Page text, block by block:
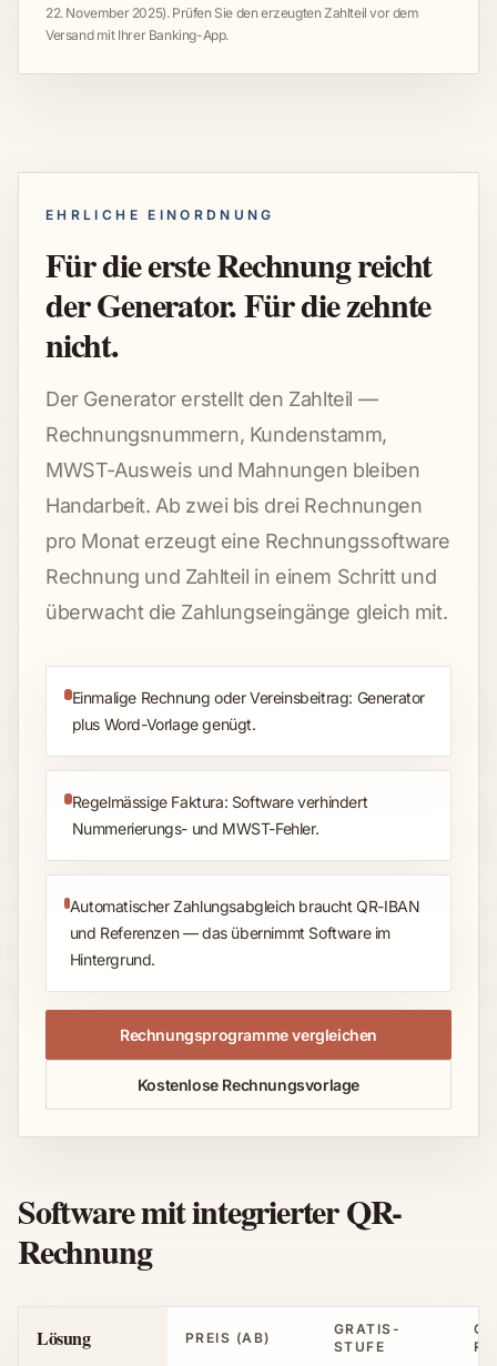
22. November 2025). Prüfen Sie den erzeugten Zahlteil vor dem
Versand mit Ihrer Banking-App.
EHRLICHE EINORDNUNG
Für die erste Rechnung reicht
der Generator. Für die zehnte
nicht.
Der Generator erstellt den Zahlteil —
Rechnungsnummern, Kundenstamm,
MWST-Ausweis und Mahnungen bleiben
Handarbeit. Ab zwei bis drei Rechnungen
pro Monat erzeugt eine Rechnungssoftware
Rechnung und Zahlteil in einem Schritt und
überwacht die Zahlungseingänge gleich mit.
Einmalige Rechnung oder Vereinsbeitrag: Generator
plus Word-Vorlage genügt.
Regelmässige Faktura: Software verhindert
Nummerierungs- und MWST-Fehler.
Automatischer Zahlungsabgleich braucht QR-IBAN
und Referenzen — das übernimmt Software im
Hintergrund.
Rechnungsprogramme vergleichen
Kostenlose Rechnungsvorlage
Software mit integrierter QR-
Rechnung
Lösung PREIS (AB)
GRATIS-
STUFE